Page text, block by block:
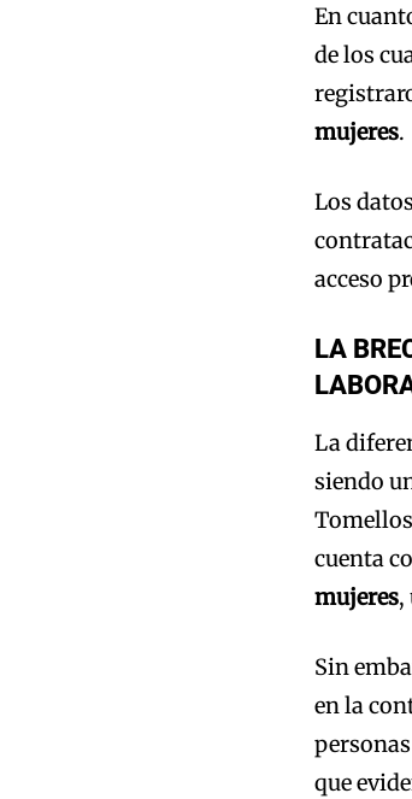
En
de los
mujeres.
Los
acceso
LA
La
siendo
cuenta
mujeres,
Sin
en la
que